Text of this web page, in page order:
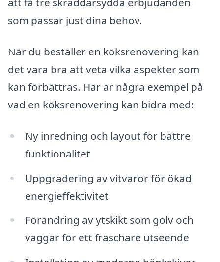
som passar just dina behov.
När du beställer en köksrenovering kan
det vara bra att veta vilka aspekter som
kan förbättras. Här är några exempel på
vad en köksrenovering kan bidra med:
Ny inredning och layout för bättre
funktionalitet
Uppgradering av vitvaror för ökad
energieffektivitet
Förändring av ytskikt som golv och
väggar för ett fräschare utseende